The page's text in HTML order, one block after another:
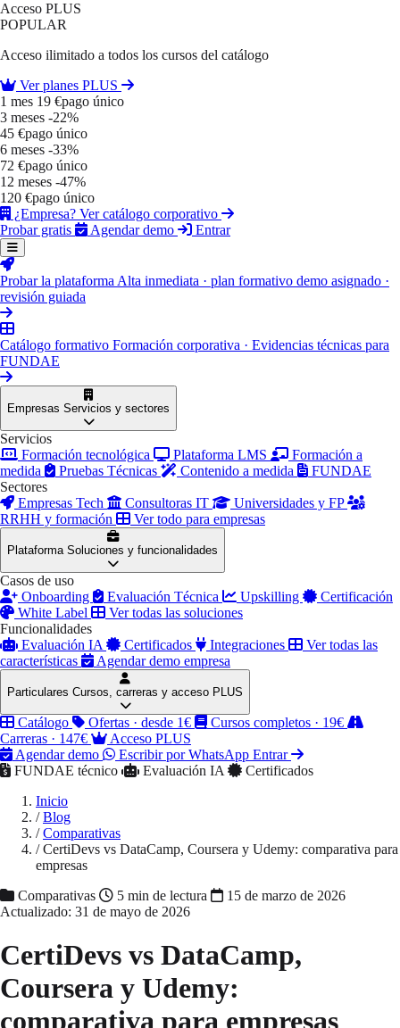
Acceso PLUS
POPULAR
Acceso ilimitado a todos los cursos del catálogo
Ver planes PLUS
1 mes 19 €pago único
3 meses -22%
45 €pago único
6 meses -33%
72 €pago único
12 meses -47%
120 €pago único
¿Empresa? Ver catálogo corporativo
Probar gratis
Agendar demo Entrar
Probar la plataforma Alta inmediata · plan formativo demo asignado ·
revisión guiada
Catálogo formativo Formación corporativa · Evidencias técnicas para
FUNDAE
Empresas Servicios y sectores
Servicios
Formación tecnológica
Plataforma LMS
Formación a
medida
Pruebas Técnicas Contenido a medida
FUNDAE
Sectores
Empresas Tech
Consultoras IT
Universidades y FP
RRHH y formación
Ver todo para empresas
Plataforma Soluciones y funcionalidades
Casos de uso
Onboarding
Evaluación Técnica Upskilling
Certificación
White Label
Ver todas las soluciones
Funcionalidades
Evaluación IA
Certificados Integraciones
Ver todas las
características
Agendar demo empresa
Particulares Cursos, carreras y acceso PLUS
Catálogo Ofertas · desde 1€
Cursos completos · 19€
Carreras · 147€
Acceso PLUS
Agendar demo
Escribir por WhatsApp Entrar
FUNDAE técnico
Evaluación IA
Certificados
Inicio
/ Blog
/ Comparativas
/ CertiDevs vs DataCamp, Coursera y Udemy: comparativa para
empresas
Comparativas
5 min de lectura
15 de marzo de 2026
Actualizado: 31 de mayo de 2026
CertiDevs vs DataCamp,
Coursera y Udemy:
comparativa para empresas